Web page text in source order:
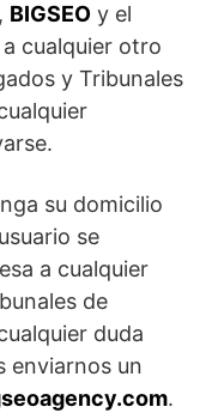
BIGSEO y el
cualquier otro
y Tribunales
su domicilio
se
a cualquier
de
duda
enviarnos un
.